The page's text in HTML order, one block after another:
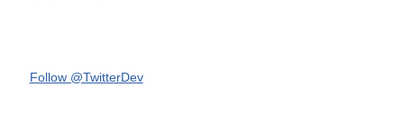
Follow @TwitterDev